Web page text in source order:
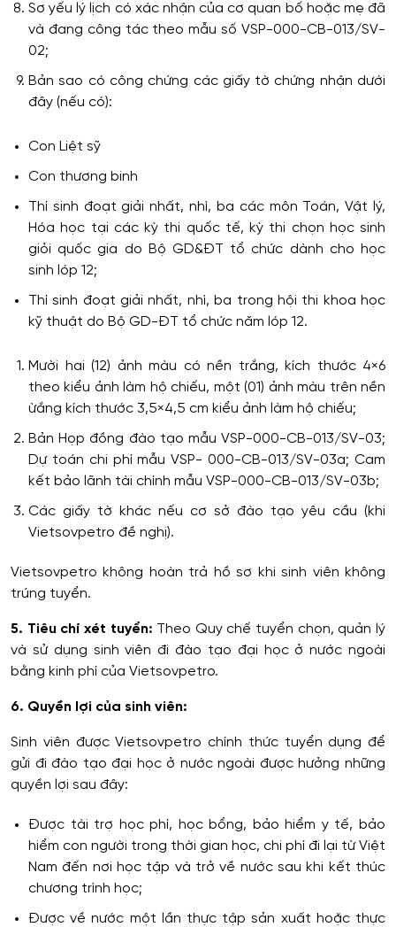
Sơ yếu lý lịch có xác nhận của cơ quan bố hoặc mẹ đã
và đang công tác theo mẫu số VSP-000-CB-013/SV-
02;
Bản sao có công chứng các giấy tờ chứng nhận dưới
đây (nếu có):
Con Liệt sỹ
Con thương binh
Thí sinh đoạt giải nhất, nhì, ba các môn Toán, Vật lý,
Hóa học tại các kỳ thi quốc tế, kỳ thi chọn học sinh
giỏi quốc gia do Bộ GD&ĐT tổ chức dành cho học
sinh lóp 12;
Thí sinh đoạt giải nhất, nhì, ba trong hội thi khoa học
kỹ thuật do Bộ GD-ĐT tổ chức năm lóp 12.
Mười hai (12) ảnh màu có nền trắng, kích thước 4×6
theo kiểu ảnh làm hộ chiếu, một (01) ảnh màu trên nền
ừắng kích thước 3,5×4,5 cm kiểu ảnh làm hộ chiếu;
Bản Họp đồng đào tạo mẫu VSP-000-CB-013/SV-03;
Dự toán chi phí mẫu VSP- 000-CB-013/SV-03a; Cam
kết bảo lãnh tài chính mẫu VSP-000-CB-013/SV-03b;
Các giấy tờ khác nếu cơ sở đào tạo yêu cầu (khi
Vietsovpetro đề nghị).
Vietsovpetro không hoàn trả hồ sơ khi sinh viên không
trúng tuyển.
5. Tiêu chí xét tuyển: Theo Quy chế tuyển chọn, quản lý
và sử dụng sinh viên đi đào tạo đại học ở nước ngoài
bằng kinh phí của Vietsovpetro.
6. Quyền lợi của sinh viên:
Sinh viên được Vietsovpetro chính thức tuyển dụng để
gửi đi đào tạo đại học ở nước ngoài được hưởng những
quyền lợi sau đây:
Được tài trợ học phí, học bổng, bảo hiểm y tế, bảo
hiểm con người trong thời gian học, chi phí đi lại từ Việt
Nam đến nơi học tập và trở về nước sau khi kết thúc
chương trình học;
Được về nước một lần thực tập sản xuất hoặc thực